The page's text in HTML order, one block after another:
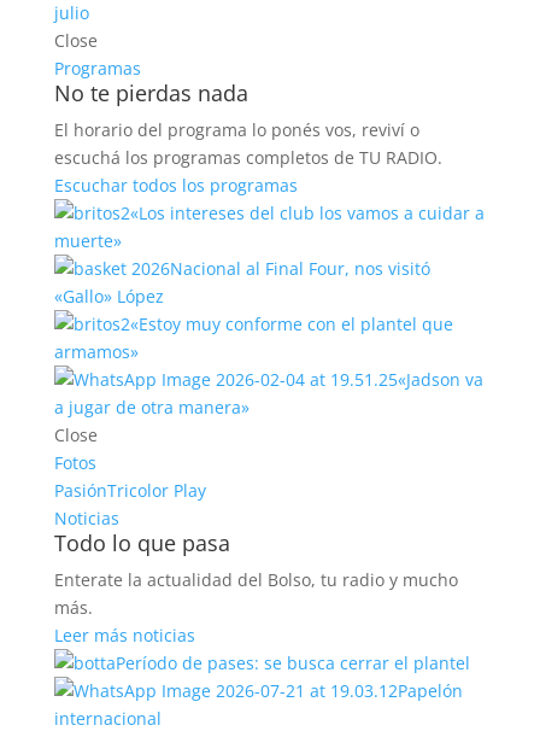
julio
Close
Programas
No te pierdas nada
El horario del programa lo ponés vos, reviví o
escuchá los programas completos de TU RADIO.
Escuchar todos los programas
«Los intereses del club los vamos a cuidar a
muerte»
Nacional al Final Four, nos visitó
«Gallo» López
«Estoy muy conforme con el plantel que
armamos»
«Jadson va
a jugar de otra manera»
Close
Fotos
PasiónTricolor Play
Noticias
Todo lo que pasa
Enterate la actualidad del Bolso, tu radio y mucho
más.
Leer más noticias
Período de pases: se busca cerrar el plantel
Papelón
internacional